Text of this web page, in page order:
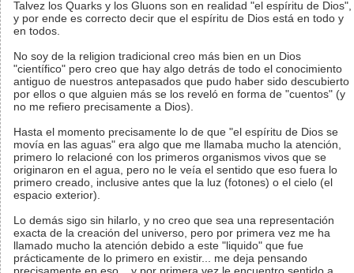
Talvez los Quarks y los Gluons son en realidad "el espíritu de Dios",
y por ende es correcto decir que el espíritu de Dios está en todo y
en todos.
No soy de la religion tradicional creo más bien en un Dios
"científico" pero creo que hay algo detrás de todo el conocimiento
antiguo de nuestros antepasados que pudo haber sido descubierto
por ellos o que alguien más se los reveló en forma de "cuentos" (y
no me refiero precisamente a Dios).
Hasta el momento precisamente lo de que "el espíritu de Dios se
movía en las aguas" era algo que me llamaba mucho la atención,
primero lo relacioné con los primeros organismos vivos que se
originaron en el agua, pero no le veía el sentido que eso fuera lo
primero creado, inclusive antes que la luz (fotones) o el cielo (el
espacio exterior).
Lo demás sigo sin hilarlo, y no creo que sea una representación
exacta de la creación del universo, pero por primera vez me ha
llamado mucho la atención debido a este "liquido" que fue
prácticamente de lo primero en existir... me deja pensando